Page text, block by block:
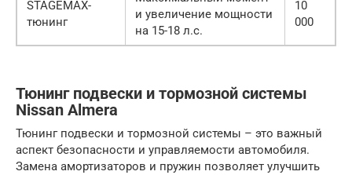
STAGEMAX-
тюнинг
и увеличение мощности
на 15-18 л.с.
10
000
Тюнинг подвески и тормозной системы
Nissan Almera
Тюнинг подвески и тормозной системы – это важный
аспект безопасности и управляемости автомобиля.
Замена амортизаторов и пружин позволяет улучшить